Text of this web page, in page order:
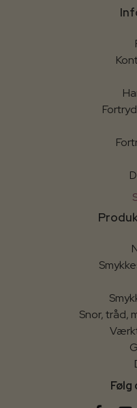
Snor, tråd,
Følg